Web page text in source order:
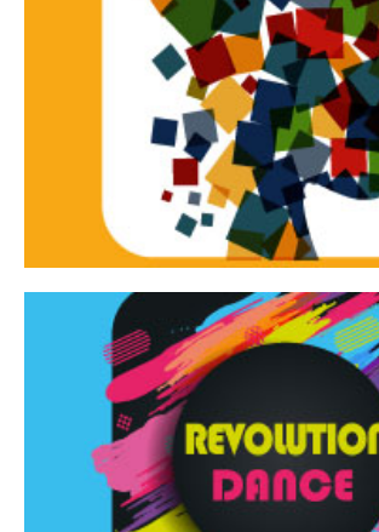
Tracce dinamiche
Tracce Dinamiche è una rassegna
d’innovazione e
Continua
Revolution Dance
Rassegna di danza contemporanea –